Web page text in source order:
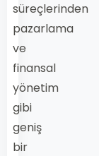
süreçlerinden
pazarlama
ve
finansal
yönetim
gibi
geniş
bir